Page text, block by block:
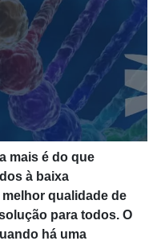
mais é do que
à baixa
qualidade de
para todos. O
há uma